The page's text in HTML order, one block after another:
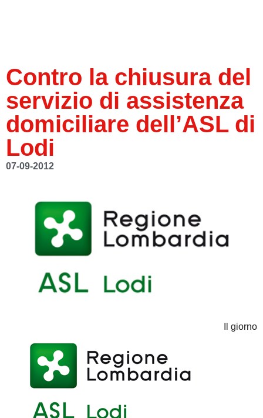
Contro la chiusura del
servizio di assistenza
domiciliare dell’ASL di
Lodi
07-09-2012
Il giorno